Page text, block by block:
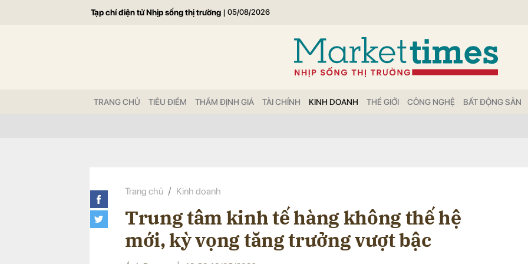
Tạp chí điện tử Nhịp sống thị trường | 05/08/2026
TRANG CHỦ TIÊU ĐIỂM THẨM ĐỊNH GIÁ TÀI CHÍNH KINH DOANH THẾ GIỚI CÔNG NGHỆ BẤT ĐỘNG SẢN
Trang chủ Kinh doanh
Trung tâm kinh tế hàng không thế hệ
mới, kỳ vọng tăng trưởng vượt bậc
Gửi bình luận